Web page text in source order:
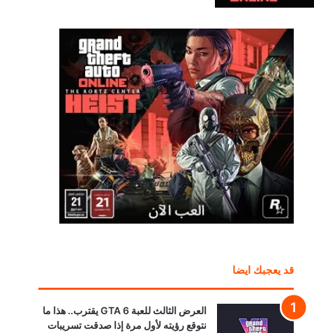
قد يعجبك ايضا
العرض الثالث للعبة GTA 6 يقترب.. هذا ما
نتوقع رؤيته لأول مرة إذا صدقت تسريبات